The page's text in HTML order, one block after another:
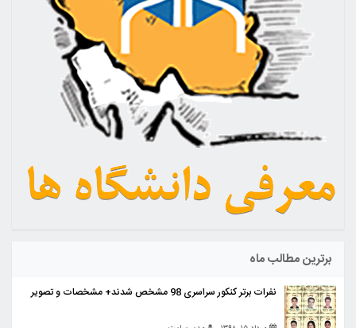
برترین مطالب ماه
نفرات برتر کنکور سراسری 98 مشخص شدند+ مشخصات و تصویر